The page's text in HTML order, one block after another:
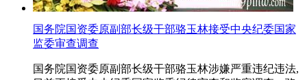
国务院国资委原副部长级干部骆玉林接受中央纪委国家
监委审查调查
国务院国资委原副部长级干部骆玉林涉嫌严重违纪违法,